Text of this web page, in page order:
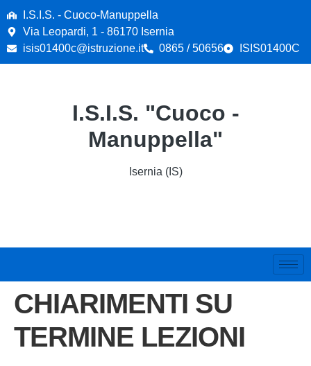
contenuto
I.S.I.S. - Cuoco-Manuppella
Via Leopardi, 1 - 86170 Isernia
isis01400c@istruzione.it
0865 / 50656 ISIS01400C
I.S.I.S. "Cuoco -
Manuppella"
Isernia (IS)
CHIARIMENTI SU
TERMINE LEZIONI